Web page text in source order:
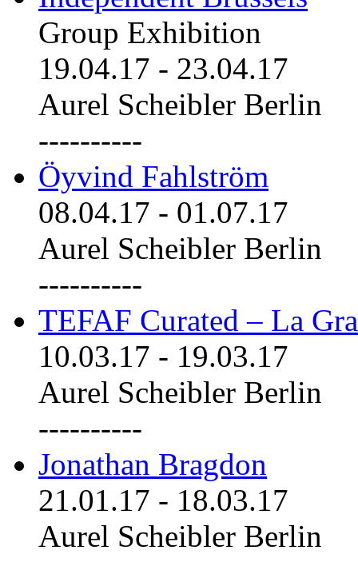
Group Exhibition
19.04.17 - 23.04.17
Aurel Scheibler Berlin
----------
Öyvind Fahlström
08.04.17 - 01.07.17
Aurel Scheibler Berlin
----------
TEFAF Curated – La
10.03.17 - 19.03.17
Aurel Scheibler Berlin
----------
Jonathan Bragdon
21.01.17 - 18.03.17
Aurel Scheibler Berlin